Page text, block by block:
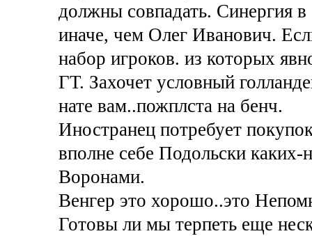
должны совпадать. Синергия
иначе, чем Олег Иванович.
набор игроков. из которых
ГТ. Захочет условный
нате вам..пожплста на бенч.
Иностранец потребует
вполне себе Подольски
Воронами.
Венгер это хорошо..это
Готовы ли мы терпеть еще